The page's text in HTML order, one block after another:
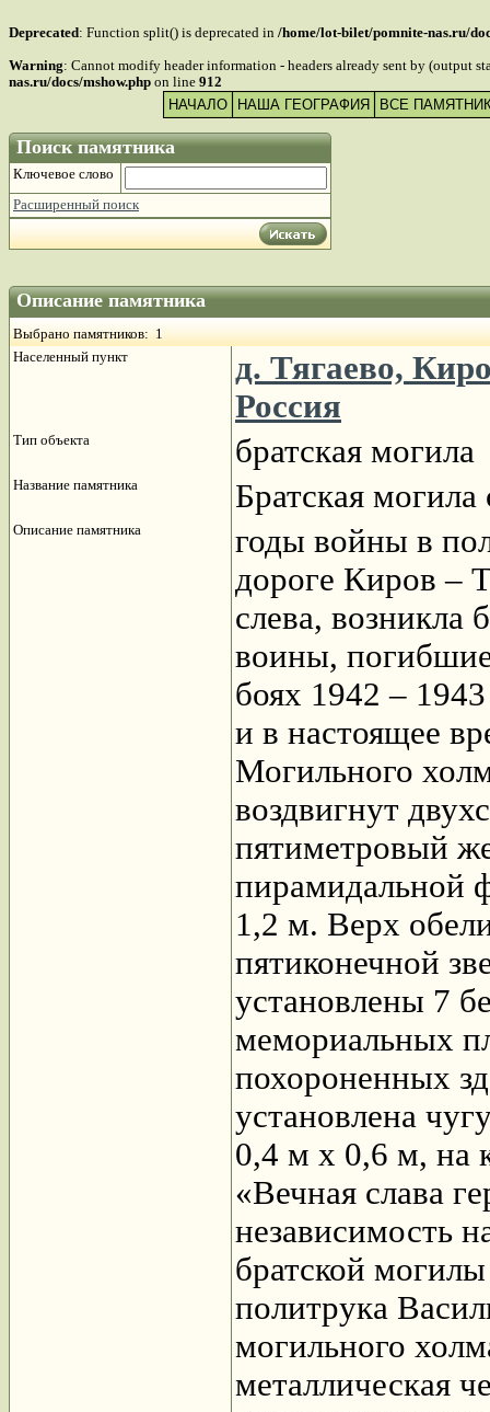
Deprecated: Function split() is deprecated in /home/lot-bilet/pomnite-nas.ru/
Warning: Cannot modify header information - headers already sent by (output
nas.ru/docs/mshow.php on line 912
НАЧАЛО НАША ГЕОГРАФИЯ ВСЕ
Поиск памятника
Ключевое слово
Расширенный поиск
Описание памятника
Выбрано памятников: 1
Населенный пункт
д. Тягаево,
Россия
Тип объекта братская могила
Название памятника Братская
Описание памятника
годы войны в
дороге Киров –
слева, возникла
воины,
боях 1942 –
и в настоящее
Могильного
воздвигнут
пятиметровый
пирамидальной
1,2 м. Верх
пятиконечной
установлены 7
мемориальных
похороненных
установлена
0,4 м х 0,6 м, на
«Вечная слава
независимость
братской
политрука
могильного
металлическая